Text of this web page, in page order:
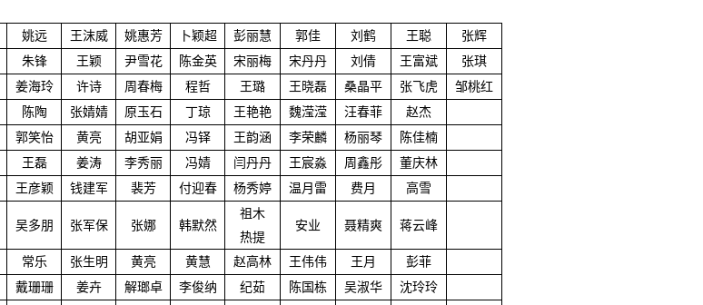
姚远 王沫威 姚惠芳 卜颖超 彭丽慧 郭佳 刘鹤 王聪
张辉
朱锋 王颖 尹雪花 陈金英 宋丽梅 宋丹丹 刘倩 王富斌
张琪
姜海玲 许诗 周春梅 程哲 王璐 王晓磊 桑晶平 张飞虎
邹桃红
陈陶 张婧婧 原玉石 丁琼 王艳艳 魏滢滢 汪春菲
赵杰
郭笑怡 黄亮 胡亚娟 冯铎 王韵涵 李荣麟 杨丽琴
陈佳楠
王磊 姜涛 李秀丽 冯婧 闫丹丹 王宸淼 周鑫彤
董庆林
王彦颖 钱建军 裴芳 付迎春 杨秀婷 温月雷 费月 高雪
吴多朋 张军保 张娜 韩默然
祖木
热提
安业 聂精爽 蒋云峰
常乐 张生明 黄亮 黄慧 赵高林 王伟伟 王月
彭菲
戴珊珊 姜卉 解瑯卓 李俊纳 纪茹 陈国栋 吴淑华
沈玲玲